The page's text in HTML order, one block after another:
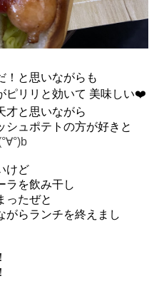
！と思いながらも
ピリリと効いて 美味しい❤️
才と思いながら
シュポテトの方が好きと
けど
ラを飲み干し
ったぜと
がらランチを終えまし